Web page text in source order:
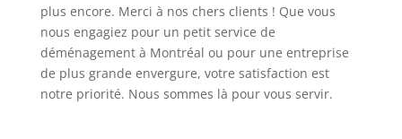
plus encore. Merci à nos chers clients ! Que vous
nous engagiez pour un petit service de
déménagement à Montréal ou pour une entreprise
de plus grande envergure, votre satisfaction est
notre priorité. Nous sommes là pour vous servir.